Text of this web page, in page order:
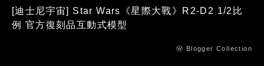
[迪士尼宇宙] Star Wars《星際大戰》R2-D2 1/2比
例 官方復刻品互動式模型
ⓦ Blogger Collection